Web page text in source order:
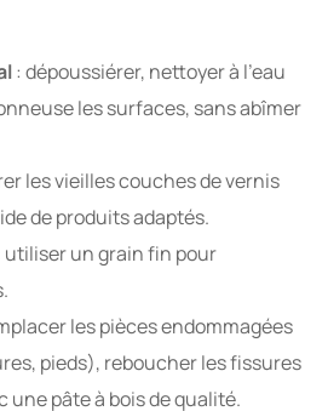
: dépoussiérer, nettoyer à l’eau
les surfaces, sans abîmer
les vieilles couches de vernis
de produits adaptés.
utiliser un grain fin pour
les pièces endommagées
pieds), reboucher les fissures
une pâte à bois de qualité.